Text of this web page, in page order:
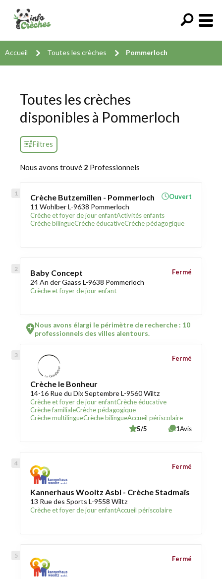
Accueil Toutes les crèches Pommerloch
Toutes les crèches
disponibles à Pommerloch
Filtres
Nous avons trouvé 2 Professionnels
Crèche Butzemillen - Pommerloch
11 Wohlber L-9638 Pommerloch
Crèche et foyer de jour enfantActivités enfants
Crèche bilingueCrèche éducativeCrèche pédagogique
Ouvert
Baby Concept
24 An der Gaass L-9638 Pommerloch
Crèche et foyer de jour enfant
Fermé
Nous avons élargi le périmètre de recherche : 10
professionnels des villes alentours.
Crèche le Bonheur
14-16 Rue du Dix Septembre L-9560 Wiltz
Crèche et foyer de jour enfantCrèche éducative
Crèche familialeCrèche pédagogique
Crèche multilingueCrèche bilingueAccueil périscolaire
Fermé
5/5 1Avis
Kannerhaus Wooltz Asbl - Crèche Stadmaïs
13 Rue des Sports L-9558 Wiltz
Crèche et foyer de jour enfantAccueil périscolaire
Fermé
Fermé